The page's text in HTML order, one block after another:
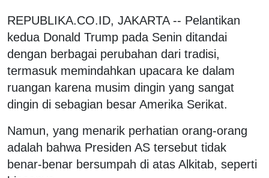
REPUBLIKA.CO.ID, JAKARTA -- Pelantikan
kedua Donald Trump pada Senin ditandai
dengan berbagai perubahan dari tradisi,
termasuk memindahkan upacara ke dalam
ruangan karena musim dingin yang sangat
dingin di sebagian besar Amerika Serikat.
Namun, yang menarik perhatian orang-orang
adalah bahwa Presiden AS tersebut tidak
benar-benar bersumpah di atas Alkitab, seperti